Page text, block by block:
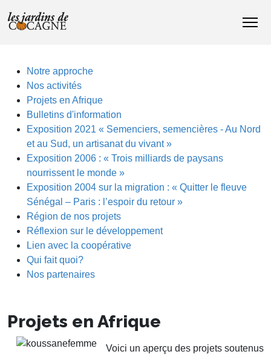
Notre approche
Nos activités
Projets en Afrique
Bulletins d'information
Exposition 2021 « Semenciers, semencières - Au Nord
et au Sud, un artisanat du vivant »
Exposition 2006 : « Trois milliards de paysans
nourrissent le monde »
Exposition 2004 sur la migration : « Quitter le fleuve
Sénégal – Paris : l’espoir du retour »
Région de nos projets
Réflexion sur le développement
Lien avec la coopérative
Qui fait quoi?
Nos partenaires
Projets en Afrique
Voici un aperçu des projets soutenus